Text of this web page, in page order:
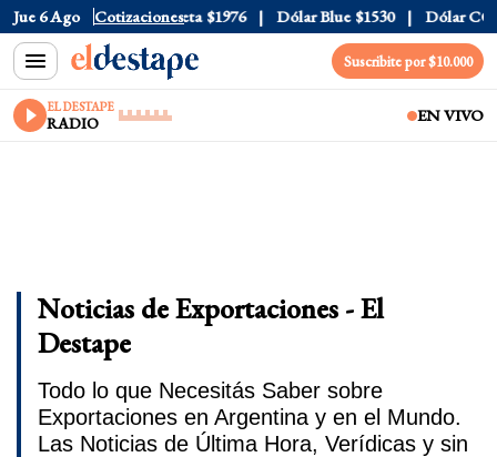
Jue 6 Ago Cotizaciones
$1520 Dólar Tarjeta $1976 Dólar Blue $1530 Dólar CCL
Suscribite por $10.000
EL DESTAPE
RADIO EN VIVO
Noticias de Exportaciones - El
Destape
Todo lo que Necesitás Saber sobre
Exportaciones en Argentina y en el Mundo.
Las Noticias de Última Hora, Verídicas y sin